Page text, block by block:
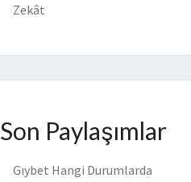
Zekât
Son Paylaşımlar
Gıybet Hangi Durumlarda